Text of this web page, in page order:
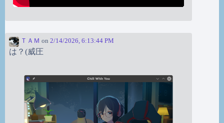
ＴＡＭ on 2/14/2026, 6:13:44 PM
は？(威圧